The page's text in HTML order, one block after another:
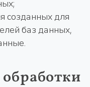
созданных для
баз данных,